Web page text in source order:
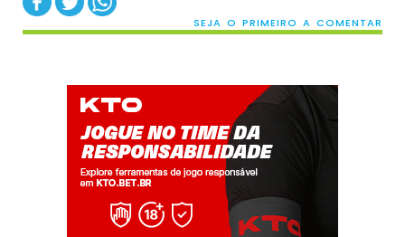
SEJA O PRIMEIRO A COMENTAR